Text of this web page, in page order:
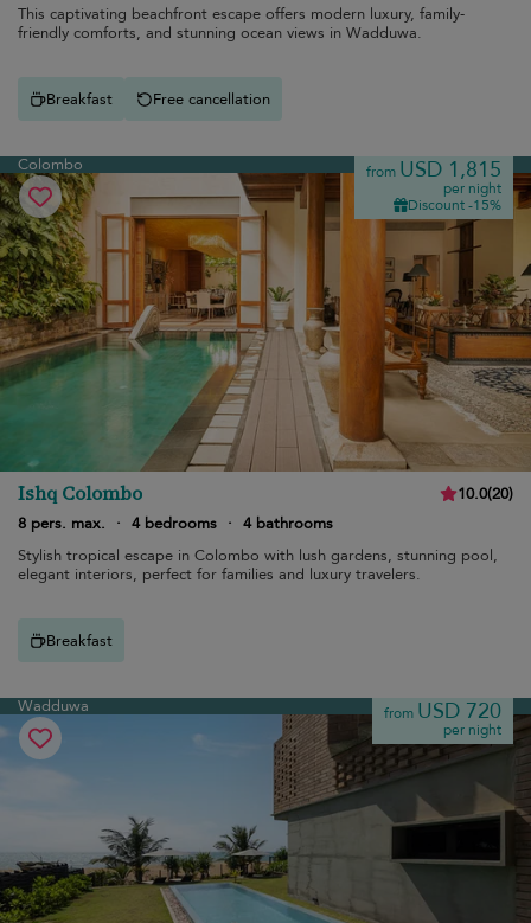
This captivating beachfront escape offers modern luxury, family-
friendly comforts, and stunning ocean views in Wadduwa.
Breakfast Free cancellation
Colombo from USD 1,815
per night
Discount -15%
Ishq Colombo 10.0(20)
8 pers. max.
· 4 bedrooms · 4 bathrooms
Stylish tropical escape in Colombo with lush gardens, stunning pool,
elegant interiors, perfect for families and luxury travelers.
Breakfast
Wadduwa from USD 720
per night